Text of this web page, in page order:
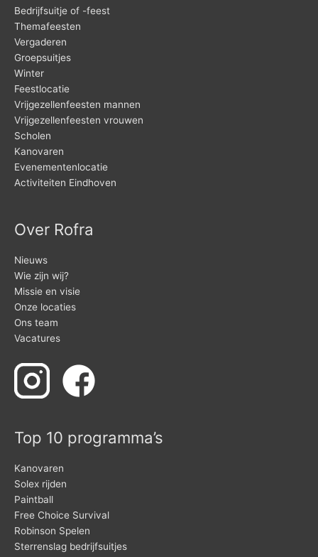
Bedrijfsuitje of -feest
Themafeesten
Vergaderen
Groepsuitjes
Winter
Feestlocatie
Vrijgezellenfeesten mannen
Vrijgezellenfeesten vrouwen
Scholen
Kanovaren
Evenementenlocatie
Activiteiten Eindhoven
Over Rofra
Nieuws
Wie zijn wij?
Missie en visie
Onze locaties
Ons team
Vacatures
Top 10 programma’s
Kanovaren
Solex rijden
Paintball
Free Choice Survival
Robinson Spelen
Sterrenslag bedrijfsuitjes